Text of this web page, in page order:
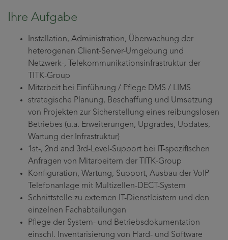
Ihre Aufgabe
Installation, Administration, Überwachung der
heterogenen Client-Server-Umgebung und
Netzwerk-, Telekommunikationsinfrastruktur der
TITK-Group
Mitarbeit bei Einführung / Pflege DMS / LIMS
strategische Planung, Beschaffung und Umsetzung
von Projekten zur Sicherstellung eines reibungslosen
Betriebes (u.a. Erweiterungen, Upgrades, Updates,
Wartung der Infrastruktur)
1st-, 2nd and 3rd-Level-Support bei IT-spezifischen
Anfragen von Mitarbeitern der TITK-Group
Konfiguration, Wartung, Support, Ausbau der VoIP
Telefonanlage mit Multizellen-DECT-System
Schnittstelle zu externen IT-Dienstleistern und den
einzelnen Fachabteilungen
Pflege der System- und Betriebsdokumentation
einschl. Inventarisierung von Hard- und Software